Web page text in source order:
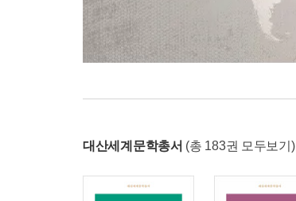
대산세계문학총서 (총 183권 모두보기)